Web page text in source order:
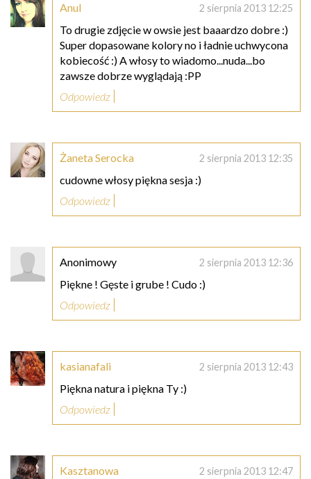
Anul 2 sierpnia 2013 12:25
To drugie zdjęcie w owsie jest baaardzo dobre :)
Super dopasowane kolory no i ładnie uchwycona
kobiecość :) A włosy to wiadomo...nuda...bo
zawsze dobrze wyglądają :PP
Odpowiedz
Żaneta Serocka 2 sierpnia 2013 12:35
cudowne włosy piękna sesja :)
Odpowiedz
Anonimowy 2 sierpnia 2013 12:36
Piękne ! Gęste i grube ! Cudo :)
Odpowiedz
kasianafali 2 sierpnia 2013 12:43
Piękna natura i piękna Ty :)
Odpowiedz
Kasztanowa 2 sierpnia 2013 12:47